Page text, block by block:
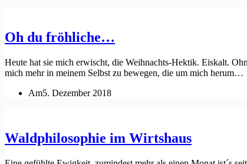
Oh du fröhliche…
Heute hat sie mich erwischt, die Weihnachts-Hektik. Eiskalt.
mich mehr in meinem Selbst zu bewegen, die um mich herum…
Am5. Dezember 2018
Waldphilosophie im Wirtshaus